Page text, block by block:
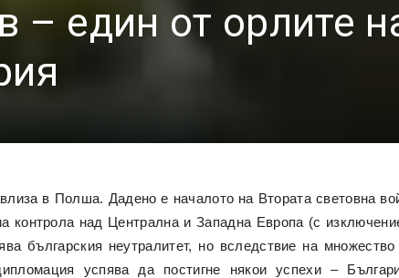
– един от орлите
в Полша. Дадено е началото на Втората световна
контрола над Централна и Западна Европа (с
българския неутралитет, но вследствие на
успява да постигне някои успехи –